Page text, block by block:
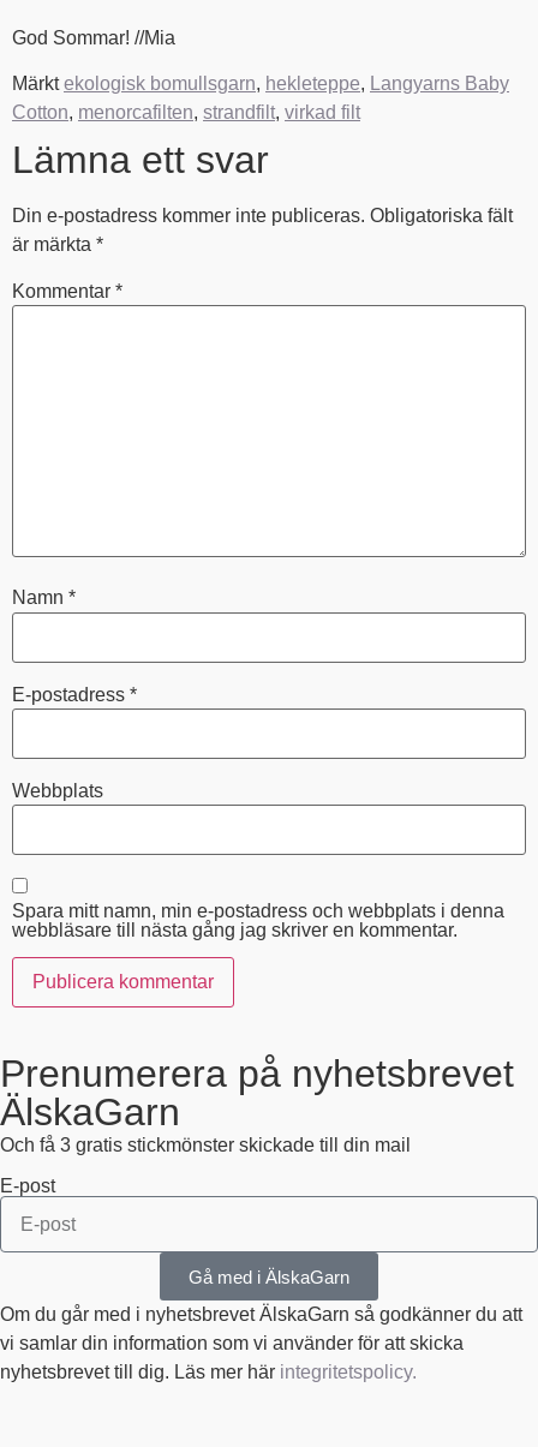
God Sommar! //Mia
Märktekologisk bomullsgarn, hekleteppe, Langyarns Baby
Cotton, menorcafilten, strandfilt, virkad filt
Lämna ett svar
Din e-postadress kommer inte publiceras. Obligatoriska fält
är märkta *
Kommentar *
Namn *
E-postadress *
Webbplats
Spara mitt namn, min e-postadress och webbplats i denna
webbläsare till nästa gång jag skriver en kommentar.
Prenumerera på nyhetsbrevet
ÄlskaGarn
Och få 3 gratis stickmönster skickade till din mail
E-post
Gå med i ÄlskaGarn
Om du går med i nyhetsbrevet ÄlskaGarn så godkänner du att
vi samlar din information som vi använder för att skicka
nyhetsbrevet till dig. Läs mer här integritetspolicy.